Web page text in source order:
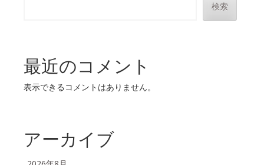
検索
最近のコメント
表示できるコメントはありません。
アーカイブ